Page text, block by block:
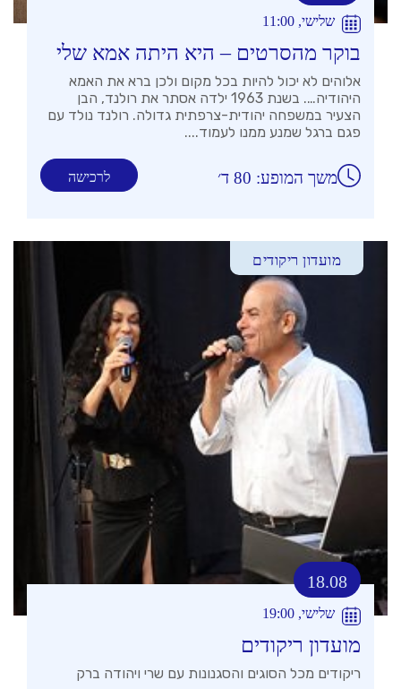
שלישי, 11:00
בוקר מהסרטים – היא היתה אמא שלי
אלוהים לא יכול להיות בכל מקום ולכן ברא את האמא
היהודיה…. בשנת 1963 ילדה אסתר את רולנד, הבן
הצעיר במשפחה יהודית-צרפתית גדולה. רולנד נולד עם
פגם ברגל שמנע ממנו לעמוד....
לרכישה משך המופע: 80 ד׳
מועדון ריקודים
18.08
שלישי, 19:00
מועדון ריקודים
ריקודים מכל הסוגים והסגנונות עם שרי ויהודה ברק